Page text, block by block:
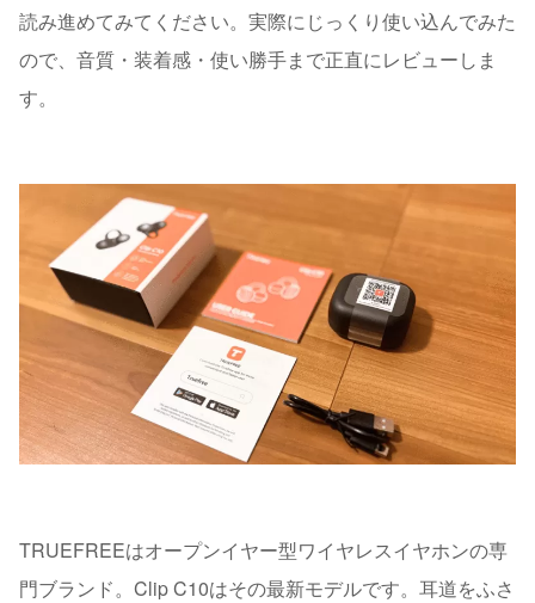
読み進めてみてください。実際にじっくり使い込んでみた
ので、音質・装着感・使い勝手まで正直にレビューしま
す。
TRUEFREEはオープンイヤー型ワイヤレスイヤホンの専
門ブランド。Clip C10はその最新モデルです。耳道をふさ